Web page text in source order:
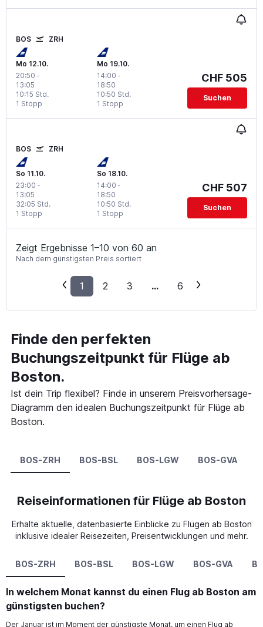
BOS ZRH
Mo 12.10.
20:50 -
13:05
1 Stopp
10:15 Std.
Mo 19.10.
14:00 -
18:50
1 Stopp
10:50 Std.
CHF 505
Suchen
BOS ZRH
So 11.10.
23:00 -
13:05
1 Stopp
32:05 Std.
So 18.10.
14:00 -
18:50
1 Stopp
10:50 Std.
CHF 507
Suchen
Zeigt Ergebnisse 1–10 von 60 an
Nach dem günstigsten Preis sortiert
1 2 3 ... 6
Finde den perfekten
Buchungszeitpunkt für Flüge ab
Boston.
Ist dein Trip flexibel? Finde in unserem Preisvorhersage-
Diagramm den idealen Buchungszeitpunkt für Flüge ab
Boston.
BOS-ZRH BOS-BSL BOS-LGW BOS-GVA
Reiseinformationen für Flüge ab Boston
Erhalte aktuelle, datenbasierte Einblicke zu Flügen ab Boston
inklusive idealer Reisezeiten, Preisentwicklungen und mehr.
BOS-ZRH BOS-BSL BOS-LGW BOS-GVA
In welchem Monat kannst du einen Flug ab Boston am
günstigsten buchen?
Der Januar ist im Moment der günstigste Monat, um einen Flug ab